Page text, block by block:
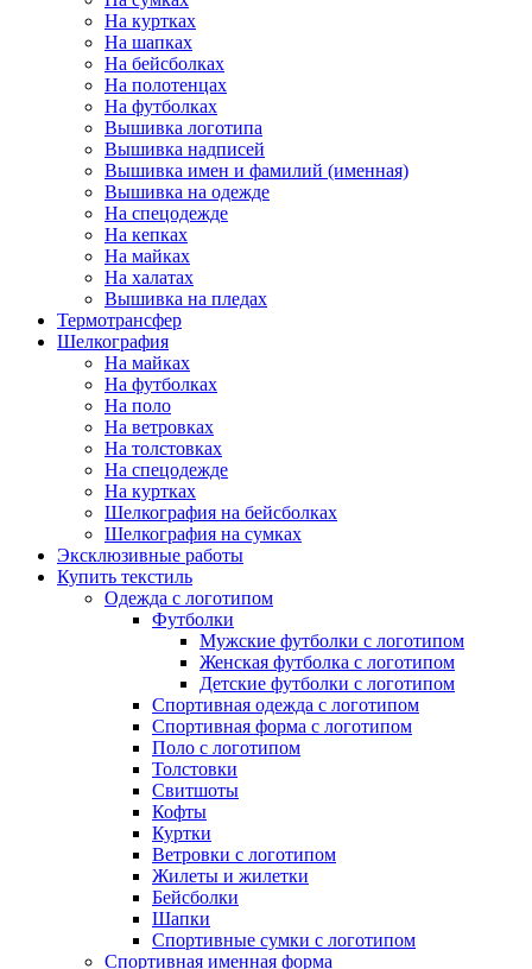
На куртках
На шапках
На бейсболках
На полотенцах
На футболках
Вышивка логотипа
Вышивка надписей
Вышивка имен и фамилий (именная)
Вышивка на одежде
На спецодежде
На кепках
На майках
На халатах
Вышивка на пледах
Термотрансфер
Шелкография
На майках
На футболках
На поло
На ветровках
На толстовках
На спецодежде
На куртках
Шелкография на бейсболках
Шелкография на сумках
Эксклюзивные работы
Купить текстиль
Одежда с логотипом
Футболки
Мужские футболки с логотипом
Женская футболка с логотипом
Детские футболки с логотипом
Спортивная одежда с логотипом
Спортивная форма с логотипом
Поло с логотипом
Толстовки
Свитшоты
Кофты
Куртки
Ветровки с логотипом
Жилеты и жилетки
Бейсболки
Шапки
Спортивные сумки с логотипом
Спортивная именная форма